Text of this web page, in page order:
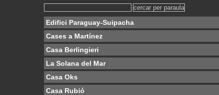
Edifici Paraguay-Suipacha
Cases a Martínez
Casa Berlingieri
La Solana del Mar
Casa Oks
Casa Rubió